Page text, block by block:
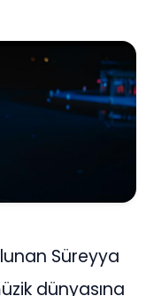
Süreyya
dünyasına